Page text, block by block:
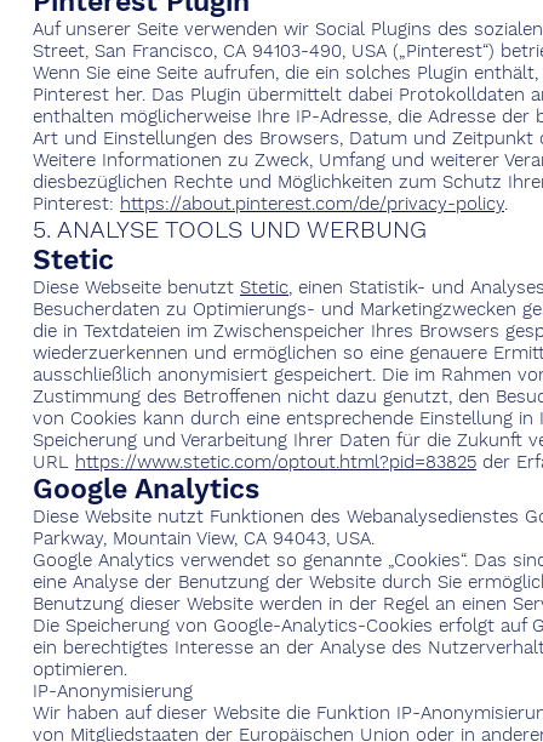
Auf unserer Seite verwenden wir Social Plugins des
Street, San Francisco, CA 94103-490, USA („Pinterest“)
Wenn Sie eine Seite aufrufen, die ein solches Plugin
Pinterest her. Das Plugin übermittelt dabei Protokolldaten
enthalten möglicherweise Ihre IP-Adresse, die Adresse
Art und Einstellungen des Browsers, Datum und Zeitpunkt
Weitere Informationen zu Zweck, Umfang und weiterer
diesbezüglichen Rechte und Möglichkeiten zum Schutz
Pinterest: https://about.pinterest.com/de/privacy-policy.
5. ANALYSE TOOLS UND WERBUNG
Stetic
Diese Webseite benutzt Stetic, einen Statistik- und
Besucherdaten zu Optimierungs- und Marketingzwecken
die in Textdateien im Zwischenspeicher Ihres Browsers
wiederzuerkennen und ermöglichen so eine genauere
ausschließlich anonymisiert gespeichert. Die im Rahmen
Zustimmung des Betroffenen nicht dazu genutzt, den
von Cookies kann durch eine entsprechende Einstellung
Speicherung und Verarbeitung Ihrer Daten für die Zukunft
URL https://www.stetic.com/optout.html?pid=83825 der
Google Analytics
Diese Website nutzt Funktionen des Webanalysedienstes
Parkway, Mountain View, CA 94043, USA.
Google Analytics verwendet so genannte „Cookies“. Das
eine Analyse der Benutzung der Website durch Sie
Benutzung dieser Website werden in der Regel an einen
Die Speicherung von Google-Analytics-Cookies erfolgt auf
ein berechtigtes Interesse an der Analyse des
optimieren.
IP-Anonymisierung
Wir haben auf dieser Website die Funktion IP-
von Mitgliedstaaten der Europäischen Union oder in